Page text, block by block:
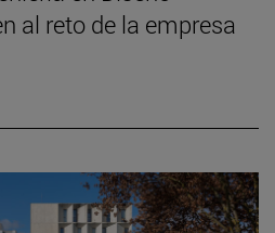
al reto de la empresa